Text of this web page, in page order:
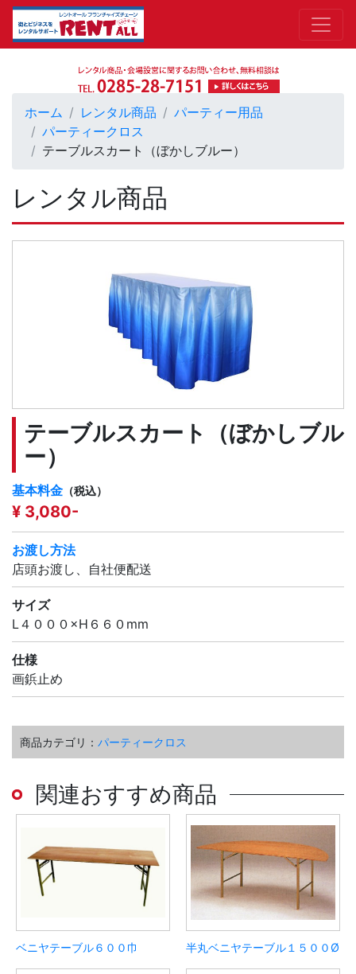
ホーム レンタル商品
パーティー用品
パーティークロス
テーブルスカート（ぼかしブルー）
レンタル商品
テーブルスカート（ぼかしブル
ー）
基本料金 （税込）
¥ 3,080-
お渡し方法
店頭お渡し、自社便配送
サイズ
L４０００×H６６０mm
仕様
画鋲止め
商品カテゴリ： パーティークロス
関連おすすめ商品
ベニヤテーブル６００巾 半丸ベニヤテーブル１５００Ø